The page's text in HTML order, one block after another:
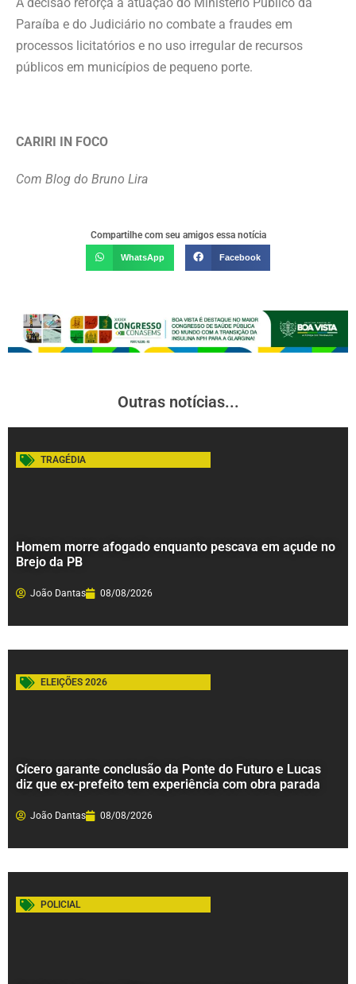
Paraíba e do Judiciário no combate a fraudes em
processos licitatórios e no uso irregular de recursos
públicos em municípios de pequeno porte.
CARIRI IN FOCO
Com Blog do Bruno Lira
Compartilhe com seu amigos essa notícia
WhatsApp Facebook
Outras notícias...
TRAGÉDIA
Homem morre afogado enquanto pescava em açude no
Brejo da PB
João Dantas 08/08/2026
ELEIÇÕES 2026
Cícero garante conclusão da Ponte do Futuro e Lucas
diz que ex-prefeito tem experiência com obra parada
João Dantas 08/08/2026
POLICIAL